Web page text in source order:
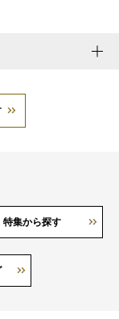
特集から探す